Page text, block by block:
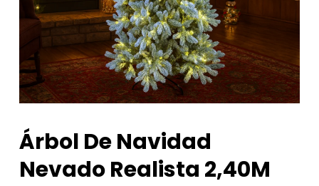
Árbol De Navidad
Nevado Realista 2,40M